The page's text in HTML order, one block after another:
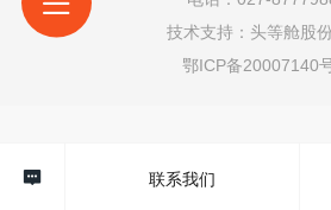
技术支持： 头等舱股
鄂ICP备20007140
联系我们